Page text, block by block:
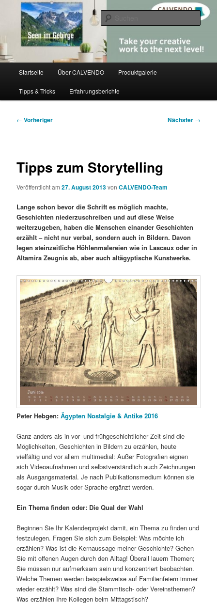
primären
springenCALVENDO
share creativity
Startseite Über CALVENDO Produktgalerie
Tipps & Tricks Erfahrungsberichte
Beitragsnavigation
← Vorheriger Nächster →
Tipps zum Storytelling
Veröffentlicht am27. August 2013vonCALVENDO-Team
Lange schon bevor die Schrift es möglich machte,
Geschichten niederzuschreiben und auf diese Weise
weiterzugeben, haben die Menschen einander Geschichten
erzählt – nicht nur verbal, sondern auch in Bildern. Davon
legen steinzeitliche Höhlenmalereien wie in Lascaux oder in
Altamira Zeugnis ab, aber auch altägyptische Kunstwerke.
Peter Hebgen:Ägypten Nostalgie & Antike 2016
Ganz anders als in vor- und frühgeschichtlicher Zeit sind die
Möglichkeiten, Geschichten in Bildern zu erzählen, heute
vielfältig und vor allem multimedial: Außer Fotografien eignen
sich Videoaufnahmen und selbstverständlich auch Zeichnungen
als Ausgangsmaterial. Je nach Publikationsmedium können sie
sogar durch Musik oder Sprache ergänzt werden.
Ein Thema finden oder: Die Qual der Wahl
Beginnen Sie Ihr Kalenderprojekt damit, ein Thema zu finden und
festzulegen. Fragen Sie sich zum Beispiel: Was möchte ich
erzählen? Was ist die Kernaussage meiner Geschichte? Gehen
Sie mit offenen Augen durch den Alltag! Überall lauern Themen;
Sie müssen nur aufmerksam sein und konzentriert beobachten.
Welche Themen werden beispielsweise auf Familienfeiern immer
wieder erzählt? Was sind die Stammtisch- oder Vereinsthemen?
Was erzählen Ihre Kollegen beim Mittagstisch?